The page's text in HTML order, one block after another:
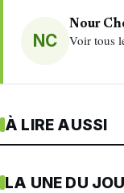
NC
Nour
Voir tous
À LIRE AUSSI
LA UNE DU